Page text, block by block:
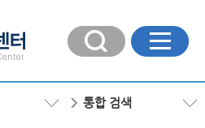
통합 검색